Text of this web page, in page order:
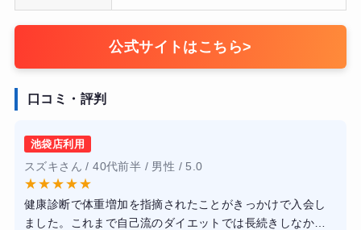
公式サイトはこちら>
口コミ・評判
池袋店利用
スズキさん / 40代前半 / 男性 / 5.0
★★★★★
健康診断で体重増加を指摘されたことがきっかけで入会し
ました。これまで自己流のダイエットでは長続きしなかっ